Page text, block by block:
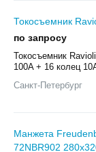
Токосъемник
по запросу
Токосъемник
100A + 16 колец
Санкт-Петербург
Манжета
72NBR902